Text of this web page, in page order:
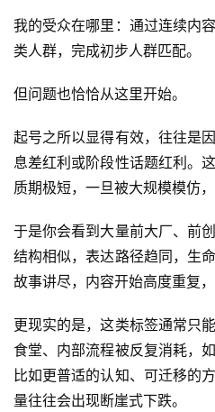
我的受众在哪里：通过连续内
类人群，完成初步人群匹配。
但问题也恰恰从这里开始。
起号之所以显得有效，往往是
息差红利或阶段性话题红利。
质期极短，一旦被大规模模仿
于是你会看到大量前大厂、前
结构相似，表达路径趋同，生
故事讲尽，内容开始高度重复，
更现实的是，这类标签通常只
食堂、内部流程被反复消耗，
比如更普适的认知、可迁移的
量往往会出现断崖式下跌。